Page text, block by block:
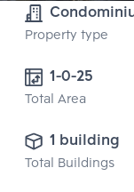
Property type
Total Area
1 building
Total Buildings